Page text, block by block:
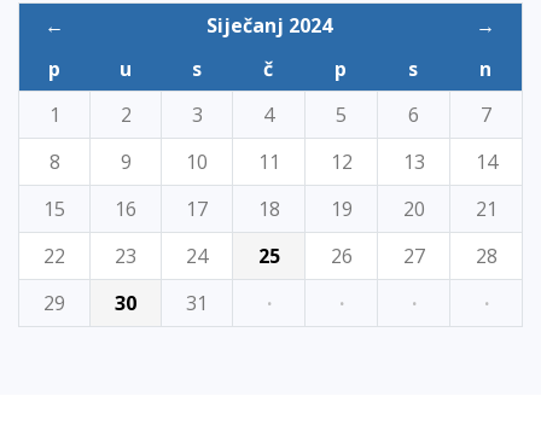
← Siječanj 2024
→
p
u s č p s
n
1
2 3 4 5 6
7
8
9 10 11 12 13
14
15
16 17 18 19 20
21
22
23 24 25 26 27
28
29
30 31 · · · ·